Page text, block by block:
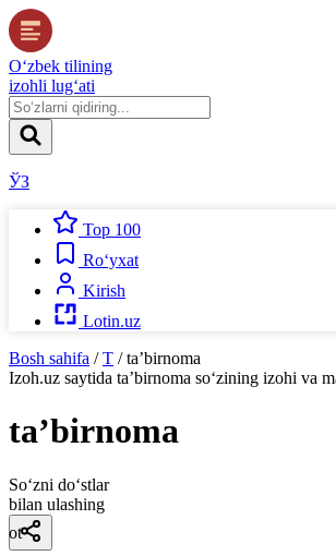
O‘zbek tilining
izohli lug‘ati
ЎЗ
Top 100
Ro‘yxat
Kirish
Lotin.uz
Bosh sahifa / T / taʼbirnoma
Izoh.uz saytida taʼbirnoma so‘zining izohi va
taʼbirnoma
So‘zni do‘stlar
bilan ulashing
ot